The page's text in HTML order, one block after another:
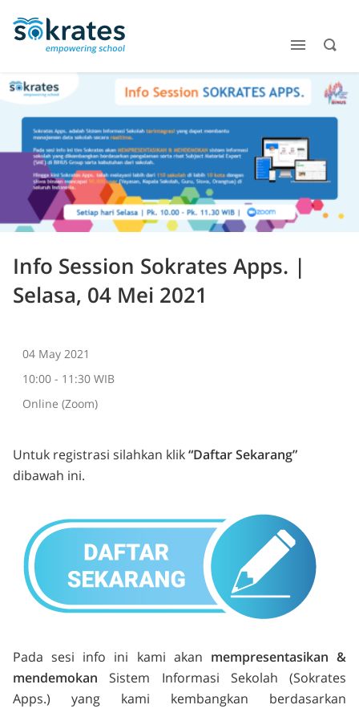
Info Session Sokrates Apps. |
Selasa, 04 Mei 2021
04 May 2021
10:00 - 11:30 WIB
Online (Zoom)
Untuk registrasi silahkan klik“Daftar Sekarang”
dibawah ini.
Pada sesi info ini kami akan mempresentasikan &
mendemokan Sistem Informasi Sekolah (Sokrates
Apps.) yang kami kembangkan berdasarkan